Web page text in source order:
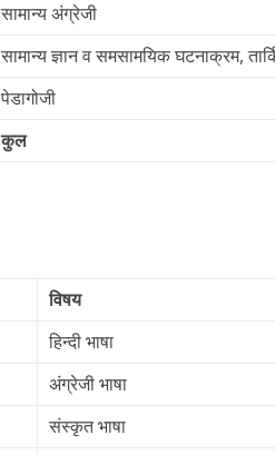
सामान्‍य अंग्रेजी
सामान्य ज्ञान व समसामयिक घटनाक्रम,
पेडागोजी
कुल
विषय
हिन्‍दी भाषा
अंग्रेजी भाषा
संस्‍कृत भाषा